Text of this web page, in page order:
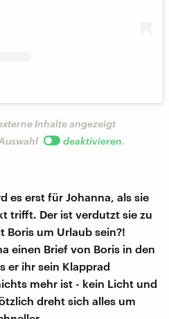
Inhalte angezeigt
deaktivieren.
es erst für Johanna, als sie
trifft. Der ist verdutzt sie zu
Boris um Urlaub sein?!
einen Brief von Boris in den
er ihr sein Klapprad
mehr ist - kein Licht und
dreht sich alles um